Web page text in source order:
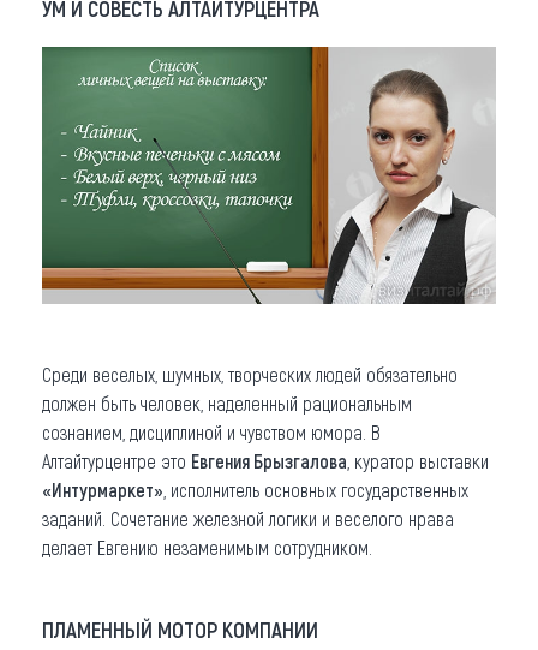
УМ И СОВЕСТЬ АЛТАЙТУРЦЕНТРА
Среди веселых, шумных, творческих людей обязательно
должен быть человек, наделенный рациональным
сознанием, дисциплиной и чувством юмора. В
Алтайтурцентре это Евгения Брызгалова , куратор выставки
«Интурмаркет» , исполнитель основных государственных
заданий. Сочетание железной логики и веселого нрава
делает Евгению незаменимым сотрудником.
ПЛАМЕННЫЙ МОТОР КОМПАНИИ